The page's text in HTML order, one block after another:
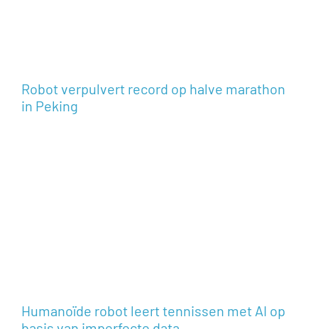
Robot verpulvert record op halve marathon
in Peking
Humanoïde robot leert tennissen met AI op